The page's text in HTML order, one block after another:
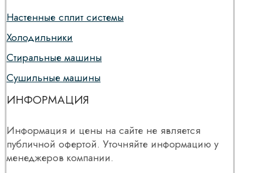
Настенные сплит системы
Холодильники
Стиральные машины
Сушильные машины
ИНФОРМАЦИЯ
Информация и цены на сайте не является
публичной офертой. Уточняйте информацию у
менеджеров компании.